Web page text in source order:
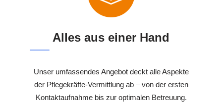
Alles aus einer Hand
Unser umfassendes Angebot deckt alle Aspekte
der Pflegekräfte-Vermittlung ab – von der ersten
Kontaktaufnahme bis zur optimalen Betreuung.